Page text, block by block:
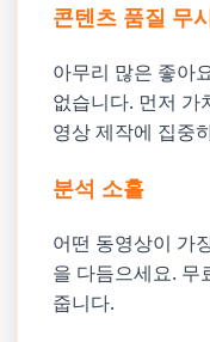
콘텐츠 품질 무
아무리 많은 좋아
없습니다. 먼저 가
영상 제작에 집중
분석 소홀
어떤 동영상이 가
을 다듬으세요. 무
줍니다.